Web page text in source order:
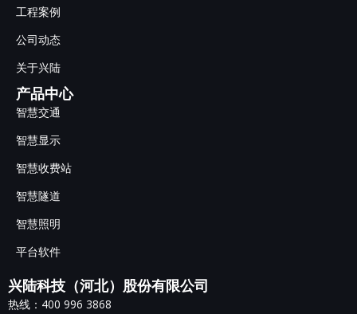
工程案例
公司动态
关于兴陆
产品中心
智慧交通
智慧显示
智慧收费站
智慧隧道
智慧照明
平台软件
兴陆科技（河北）股份有限公司
热线：400 996 3868